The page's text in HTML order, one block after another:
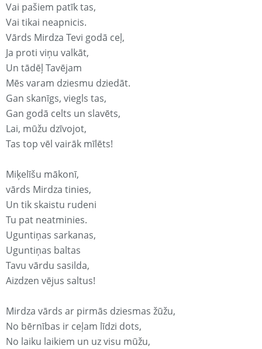
Vai pašiem patīk tas,
Vai tikai neapnicis.
Vārds Mirdza Tevi godā ceļ,
Ja proti viņu valkāt,
Un tādēļ Tavējam
Mēs varam dziesmu dziedāt.
Gan skanīgs, viegls tas,
Gan godā celts un slavēts,
Lai, mūžu dzīvojot,
Tas top vēl vairāk mīlēts!
Miķelīšu mākonī,
vārds Mirdza tinies,
Un tik skaistu rudeni
Tu pat neatminies.
Uguntiņas sarkanas,
Uguntiņas baltas
Tavu vārdu sasilda,
Aizdzen vējus saltus!
Mirdza vārds ar pirmās dziesmas žūžu,
No bērnības ir ceļam līdzi dots,
No laiku laikiem un uz visu mūžu,